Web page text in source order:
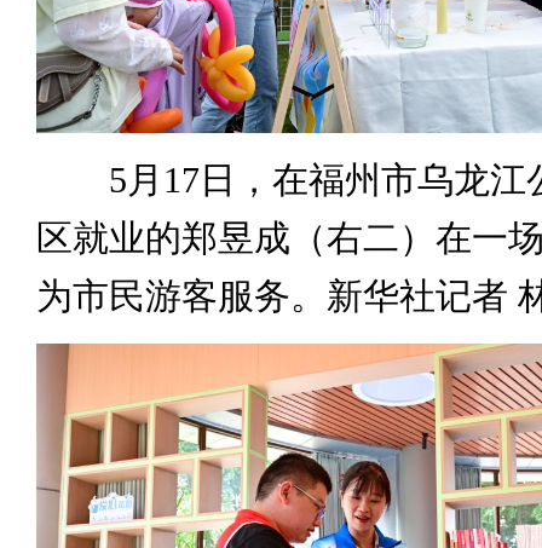
5月17日，在福州市乌龙江
区就业的郑昱成（右二）在一
为市民游客服务。新华社记者